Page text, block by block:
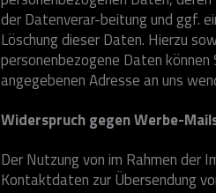
der Datenverar-beitung und ggf.
Löschung dieser Daten. Hierzu
personenbezogene Daten
angegebenen Adresse an uns
Widerspruch gegen Werbe-
Der Nutzung von im Rahmen
Kontaktdaten zur Übersendung